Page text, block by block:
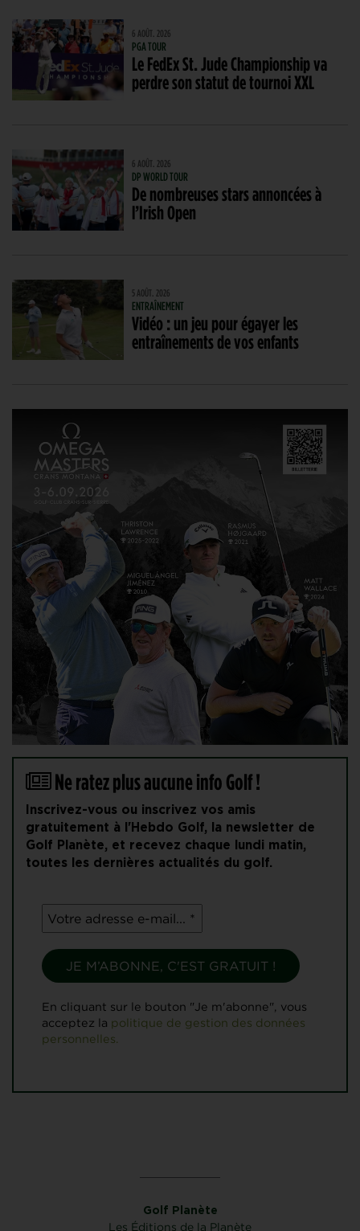
6 AOÛT. 2026
PGA TOUR
Le FedEx St. Jude Championship va
perdre son statut de tournoi XXL
6 AOÛT. 2026
DP WORLD TOUR
De nombreuses stars annoncées à
l’Irish Open
5 AOÛT. 2026
ENTRAÎNEMENT
Vidéo : un jeu pour égayer les
entraînements de vos enfants
Ne ratez plus aucune info Golf !
Inscrivez-vous ou inscrivez vos amis
gratuitement à l'Hebdo Golf, la newsletter de
Golf Planète, et recevez chaque lundi matin,
toutes les dernières actualités du golf.
En cliquant sur le bouton "Je m'abonne", vous
acceptez la politique de gestion des données
personnelles.
Golf Planète
Les Éditions de la Planète